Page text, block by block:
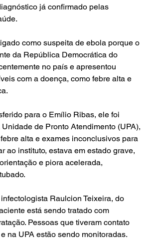
já confirmado pelas
como suspeita de ebola porque o
da República Democrática do
no país e apresentou
com a doença, como febre alta e
para o Emílio Ribas, ele foi
de Pronto Atendimento (UPA),
alta e exames inconclusivos para
ao instituto, estava em estado grave,
e piora acelerada,
Raulcion Teixeira, do
está sendo tratado com
Pessoas que tiveram contato
na UPA estão sendo monitoradas.